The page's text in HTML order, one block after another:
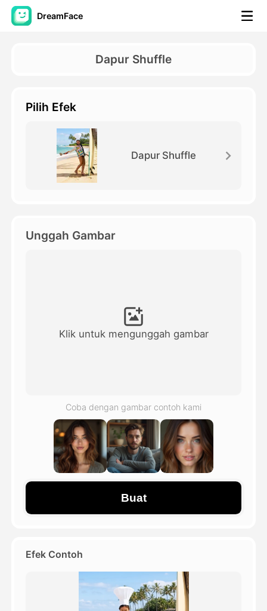
DreamFace
Video AI
Foto AI
Alat lainnya
Lihat Semua Template
Blog
Dapur Shuffle
Pilih Efek
Dapur Shuffle
Unggah Gambar
Klik untuk mengunggah gambar
Coba dengan gambar contoh kami
Buat
Efek Contoh